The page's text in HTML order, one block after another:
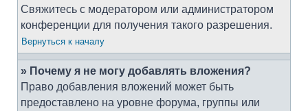
Свяжитесь с модератором или администратором
конференции для получения такого разрешения.
Вернуться к началу
» Почему я не могу добавлять вложения?
Право добавления вложений может быть
предоставлено на уровне форума, группы или